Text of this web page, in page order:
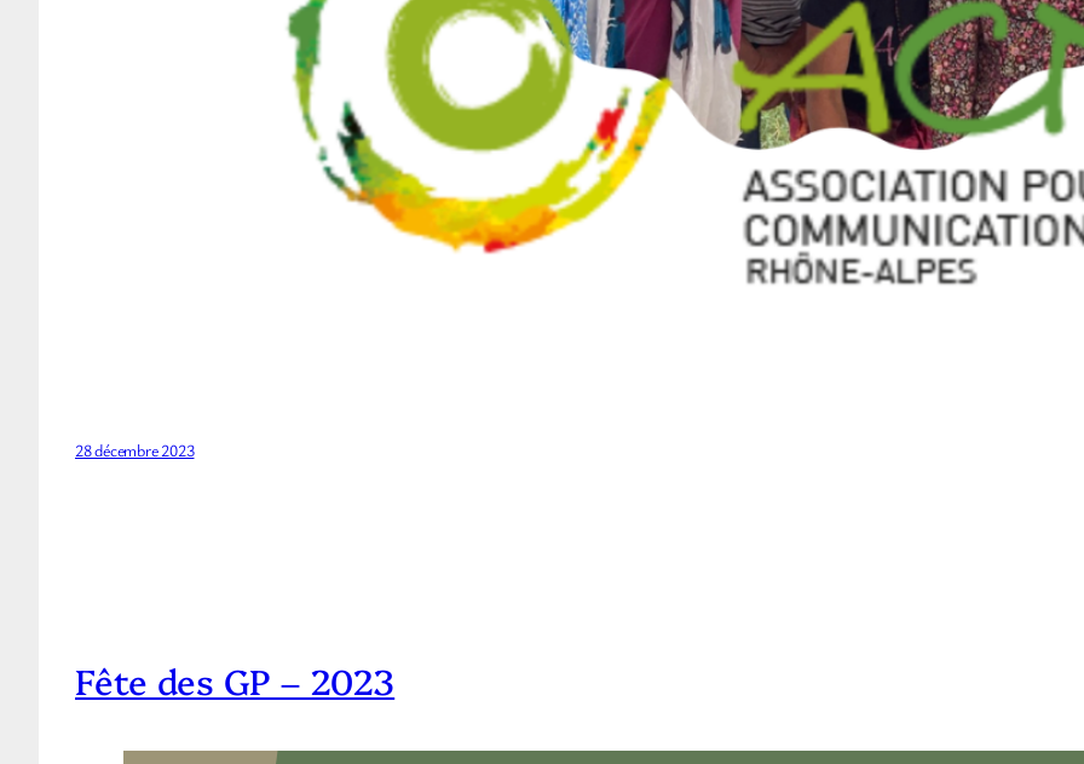
28 décembre 2023
Fête des GP – 2023